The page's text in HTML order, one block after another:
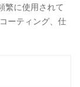
繁に使用されて
ーティング、仕